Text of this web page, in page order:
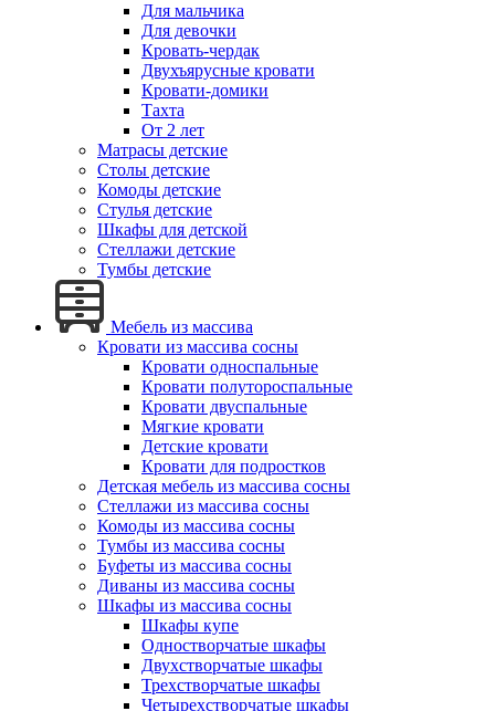
Для мальчика
Для девочки
Кровать-чердак
Двухъярусные кровати
Кровати-домики
Тахта
От 2 лет
Матрасы детские
Столы детские
Комоды детские
Стулья детские
Шкафы для детской
Стеллажи детские
Тумбы детские
Мебель из массива
Кровати из массива сосны
Кровати односпальные
Кровати полутороспальные
Кровати двуспальные
Мягкие кровати
Детские кровати
Кровати для подростков
Детская мебель из массива сосны
Стеллажи из массива сосны
Комоды из массива сосны
Тумбы из массива сосны
Буфеты из массива сосны
Диваны из массива сосны
Шкафы из массива сосны
Шкафы купе
Одностворчатые шкафы
Двухстворчатые шкафы
Трехстворчатые шкафы
Четырехстворчатые шкафы